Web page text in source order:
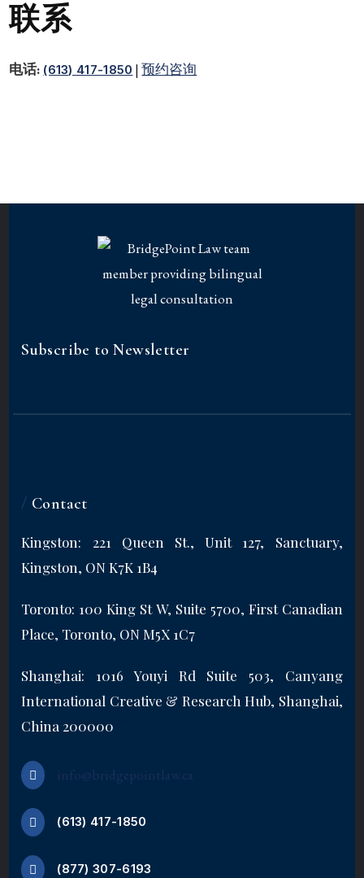
联系
电话: (613) 417-1850 |预约咨询
Subscribe to Newsletter
/ Contact
Kingston: 221 Queen St., Unit 127, Sanctuary,
Kingston, ON K7K 1B4
Toronto: 100 King St W, Suite 5700, First Canadian
Place, Toronto, ON M5X 1C7
Shanghai: 1016 Youyi Rd Suite 503, Canyang
International Creative & Research Hub, Shanghai,
China 200000
info@bridgepointlaw.ca
(613) 417-1850
(877) 307-6193